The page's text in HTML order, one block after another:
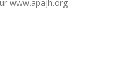
www.apajh.org